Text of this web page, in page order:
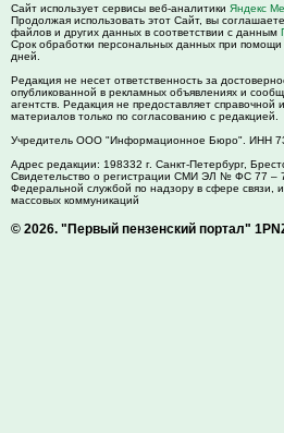
Сайт использует сервисы веб-аналитики Яндекс
Продолжая использовать этот Сайт, вы
файлов и других данных в соответствии с данным
Срок обработки персональных данных при
дней.
Редакция не несет ответственность за
опубликованной в рекламных объявлениях и
агентств. Редакция не предоставляет
материалов только по согласованию с редакцией.
Учредитель ООО "Информационное Бюро". ИНН
Адрес редакции: 198332 г. Санкт-Петербург,
Свидетельство о регистрации СМИ ЭЛ № ФС 77 –
Федеральной службой по надзору в сфере связи,
массовых коммуникаций
© 2026. "Первый пензенский портал"